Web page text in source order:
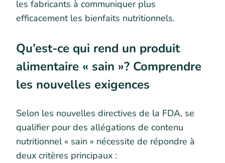
les fabricants à communiquer plus
efficacement les bienfaits nutritionnels.
Qu’est-ce qui rend un produit
alimentaire « sain »? Comprendre
les nouvelles exigences
Selon les nouvelles directives de la FDA, se
qualifier pour des allégations de contenu
nutritionnel « sain » nécessite de répondre à
deux critères principaux :